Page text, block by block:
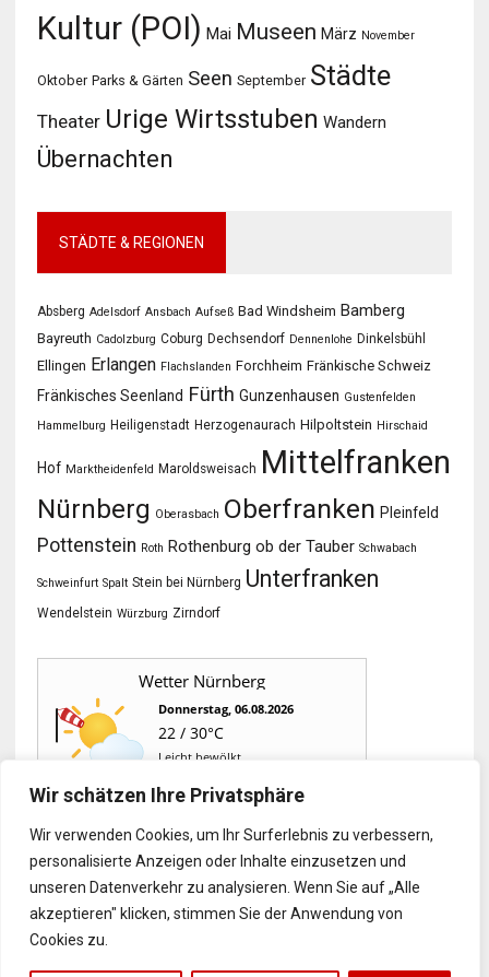
Wir schätzen Ihre Privatsphäre
Wir verwenden Cookies, um Ihr Surferlebnis zu verbessern,
personalisierte Anzeigen oder Inhalte einzusetzen und
unseren Datenverkehr zu analysieren. Wenn Sie auf „Alle
akzeptieren" klicken, stimmen Sie der Anwendung von
Cookies zu.
Kultur (POI) Mai Museen März November
Oktober Parks & Gärten Seen September Städte
Theater Urige Wirtsstuben Wandern
Übernachten
STÄDTE & REGIONEN
Absberg Adelsdorf Ansbach Aufseß Bad Windsheim Bamberg
Bayreuth Cadolzburg Coburg Dechsendorf Dennenlohe Dinkelsbühl
Ellingen Erlangen Flachslanden Forchheim Fränkische Schweiz
Fränkisches Seenland Fürth Gunzenhausen Gustenfelden
Hammelburg Heiligenstadt Herzogenaurach Hilpoltstein Hirschaid
Hof Marktheidenfeld Maroldsweisach Mittelfranken
Nürnberg Oberasbach Oberfranken Pleinfeld
Pottenstein Roth Rothenburg ob der Tauber Schwabach
Schweinfurt Spalt Stein bei Nürnberg Unterfranken
Wendelstein Würzburg Zirndorf
Wetter Nürnberg
Donnerstag, 06.08.2026
22 / 30°C
Leicht bewölkt
Fr, 07.08.
16 / 27°C
Sonnig
Sa, 08.08.
13 / 30°C
Leicht bewölkt
So, 09.08.
15 / 34°C
Leicht bewölkt
Aktuelles Wetter ansehen